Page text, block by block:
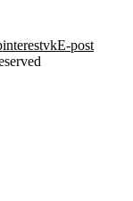
vkE-post